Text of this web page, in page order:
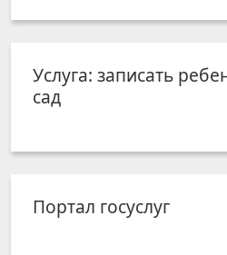
Услуга: записать
сад
Портал госуслуг